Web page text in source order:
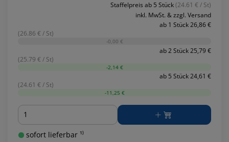
Staffelpreis ab 5 Stück(24.61 € / St)
inkl. MwSt. & zzgl. Versand
ab 1 Stück 26,86 €
(26.86 € / St)
-0,00 €
ab 2 Stück 25,79 €
(25.79 € / St)
-2,14 €
ab 5 Stück 24,61 €
(24.61 € / St)
-11,25 €
Menge
sofort lieferbar ¹⁾